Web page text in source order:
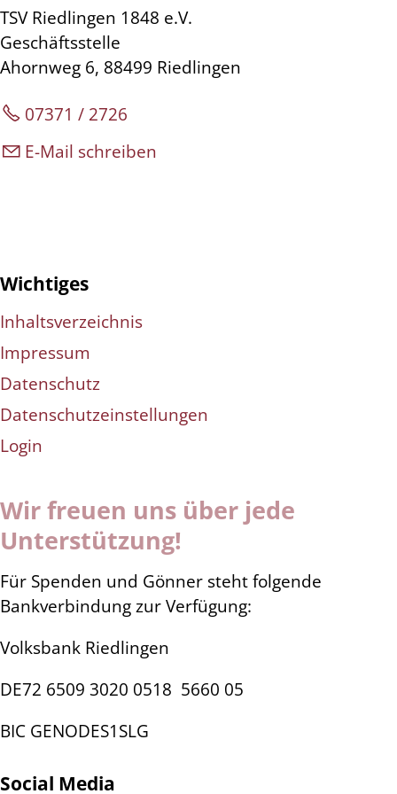
TSV Riedlingen 1848 e.V.
Geschäftsstelle
Ahornweg 6, 88499 Riedlingen
07371 / 2726
E-Mail schreiben
Wichtiges
Inhaltsverzeichnis
Impressum
Datenschutz
Datenschutzeinstellungen
Login
Wir freuen uns über jede
Unterstützung!
Für Spenden und Gönner steht folgende
Bankverbindung zur Verfügung:
Volksbank Riedlingen
DE72 6509 3020 0518 5660 05
BIC GENODES1SLG
Social Media